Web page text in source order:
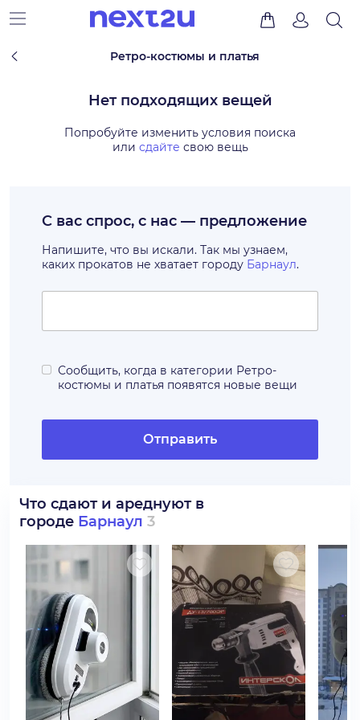
Ретро-костюмы и платья
Нет подходящих вещей
Попробуйте изменить условия поиска
или сдайте свою вещь
С вас спрос, с нас — предложение
Напишите, что вы искали. Так мы узнаем,
каких прокатов не хватает городу Барнаул.
Сообщить, когда в категории Ретро-
костюмы и платья появятся новые вещи
Отправить
Что сдают и ареднуют в
городе Барнаул 3